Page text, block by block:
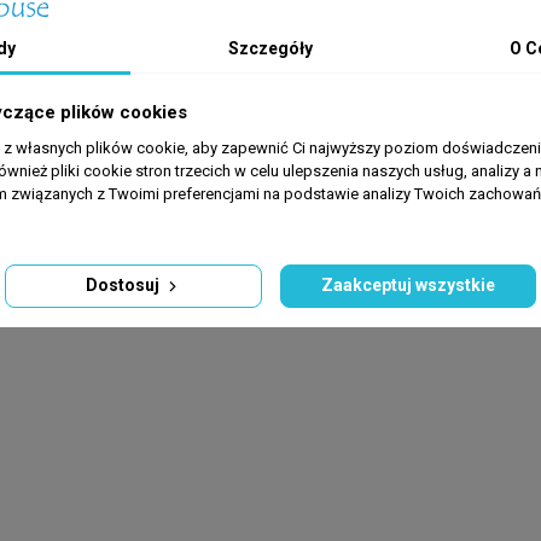
(poza szkarłupniami). Najlepiej czuje się i prezentuje
wody, dlatego kluczowa jest powolna aklimatyzacja
się z dużą plagą Asterin, które są świadome konieczności
Szczegóły O
plików cookies
z własnych plików cookie, aby zapewnić Ci najwyższy poziom
pliki cookie stron trzecich w celu ulepszenia naszych usług, analizy a
związanych z Twoimi preferencjami na podstawie analizy Twoich
Dostosuj Zaakceptuj wszystkie